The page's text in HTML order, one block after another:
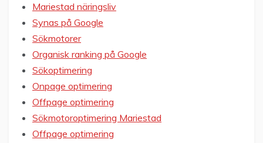
Mariestad näringsliv
Synas på Google
Sökmotorer
Organisk ranking på Google
Sökoptimering
Onpage optimering
Offpage optimering
Sökmotoroptimering Mariestad
Offpage optimering